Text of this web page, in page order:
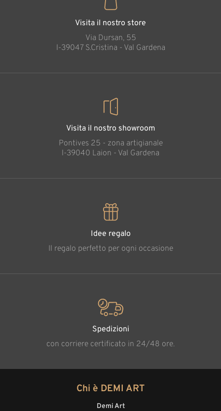
Visita il nostro store
Via Dursan, 55
l-39047 S.Cristina - Val Gardena
Visita il nostro showroom
Pontives 25 - zona artigianale
l-39040 Laion - Val Gardena
Idee regalo
Il regalo perfetto per ogni occasione
Spedizioni
con corriere certificato in 24/48 ore.
Chi è DEMI ART
Demi Art